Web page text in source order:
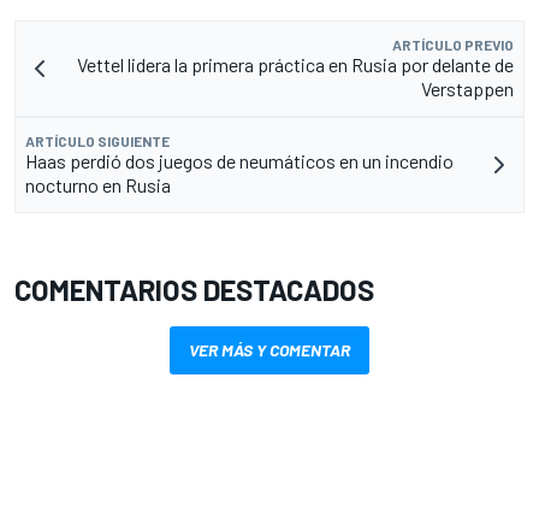
ARTÍCULO PREVIO
Vettel lidera la primera práctica en Rusia por delante de
Verstappen
ARTÍCULO SIGUIENTE
Haas perdió dos juegos de neumáticos en un incendio
nocturno en Rusia
COMENTARIOS DESTACADOS
VER MÁS Y COMENTAR